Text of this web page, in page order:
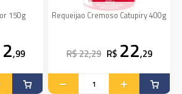
150g
,99
Requeijao Cremoso Catupiry 400g
R$ 22,29 R$ 22,29